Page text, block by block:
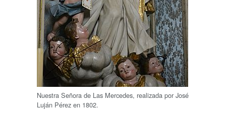
Nuestra Señora de Las Mercedes, realizada por José
Luján Pérez en 1802.